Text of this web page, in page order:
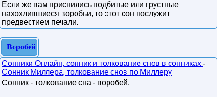
Если же вам приснились подбитые или грустные
нахохлившиеся воробьи, то этот сон послужит
предвестием печали.
Воробей
Сонники Онлайн, сонник и толкование снов в сонниках -
Сонник Миллера, толкование снов по Миллеру
Сонник - толкование сна - воробей.